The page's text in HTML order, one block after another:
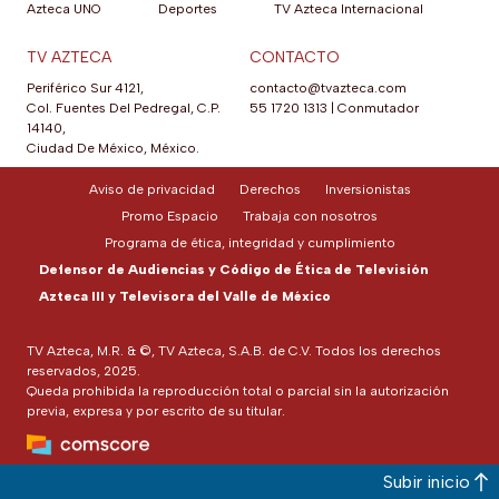
Azteca UNO
Deportes
TV Azteca Internacional
TV AZTECA
Periférico Sur 4121,
Col. Fuentes Del Pedregal, C.P.
14140,
Ciudad De México, México.
CONTACTO
contacto@tvazteca.com
55 1720 1313
Conmutador
TV Azteca, M.R. & ©, TV Azteca, S.A.B. de C.V. Todos los derechos
reservados, 2025.
Queda prohibida la reproducción total o parcial sin la autorización
previa, expresa y por escrito de su titular.
Aviso de privacidad Derechos
Inversionistas
Promo Espacio
Trabaja con nosotros
Programa de ética, integridad y cumplimiento
Defensor de Audiencias y Código de Ética de Televisión
Azteca III y Televisora del Valle de México
Subir inicio